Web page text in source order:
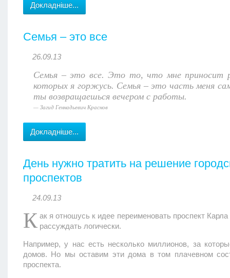
Докладніше...
Семья – это все
26.09.13
Семья – это все. Это то, что мне приносит
которых я горжусь. Семья – это часть меня
ты возвращаешься вечером с работы.
Загид Геннадьевич Краснов
Докладніше...
День нужно тратить на решение
проспектов
24.09.13
К ак я отношусь к идее переименовать проспект
рассуждать логически.
Например, у нас есть несколько миллионов, за
домов. Но мы оставим эти дома в том плачевном
проспекта.